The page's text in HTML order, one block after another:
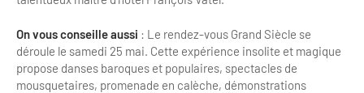
On vous conseille aussi : Le rendez-vous Grand Siècle se
déroule le samedi 25 mai. Cette expérience insolite et magique
propose danses baroques et populaires, spectacles de
mousquetaires, promenade en calèche, démonstrations